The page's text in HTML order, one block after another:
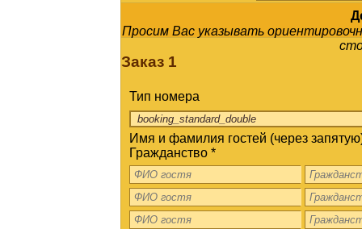
Просим Вас указывать
Заказ 1
Тип номера
Имя и фамилия гостей (через
Гражданство *